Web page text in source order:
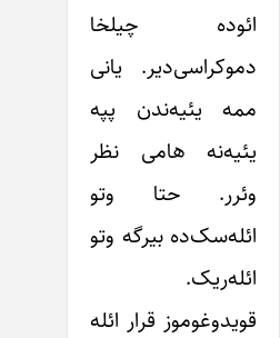
ائوده چیلخا
دموکراسی‌دیر. یانی
ممه یئیه‌ندن پپه
یئیه‌نه هامی نظر
وئرر. حتا وتو
ائله‌سک‌ده بیرگه وتو
ائله‌ریک.
قویدوغوموز قرار ائله